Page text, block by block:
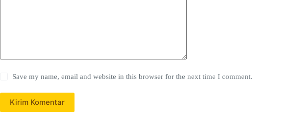
Save my name, email and website in this browser for the next time I comment.
Kirim Komentar